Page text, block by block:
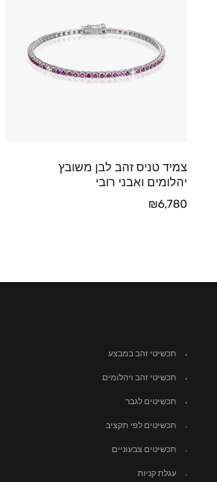
צמיד טניס זהב לבן משובץ
יהלומים ואבני רובי
₪6,780
תכשיטי זהב במבצע
תכשיטי זהב ויהלומים
תכשיטים לגבר
תכשיטים לפי תקציב
תכשיטים צבעוניים
עגלת קניות